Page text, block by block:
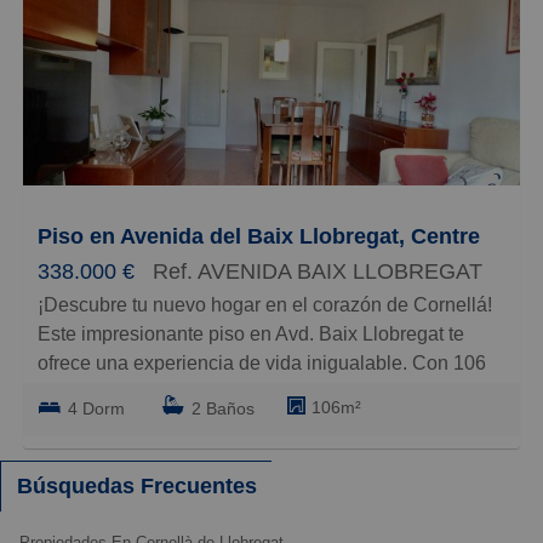
de ser totalmente exterior y con muchisima luz.
Para mas informacion ver fotografias y video de
distribucion o bien llamar y preguntar por Claudio
Huguet.
Piso en Avenida del Baix Llobregat, Centre
338.000 €
Ref. AVENIDA BAIX LLOBREGAT
¡Descubre tu nuevo hogar en el corazón de Cornellá!
Este impresionante piso en Avd. Baix Llobregat te
ofrece una experiencia de vida inigualable. Con 106
m² construidos y 100 m² útiles, dispone de 3
dormitorios amplios ( antes 4 dormitorios, se puede
recuperar habitacion sin obras mayores ) y 2 baños
modernos, ideales para familias o parejas que buscan
salida a un balcón con vistas, es perfecto para
4 Dorm 2 Baños 106m²
Búsquedas Frecuentes